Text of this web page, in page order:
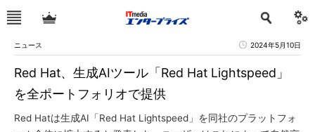
ニュース 2024年5月10日
Red Hat、生成AIツール「Red Hat Lightspeed」
を全ポートフォリオで提供
Red Hatは生成AI「Red Hat Lightspeed」を同社のプラットフォ